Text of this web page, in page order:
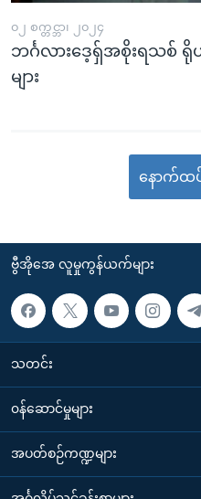
၀၂ စက္တင္ဘာ၊ ၂၀၂၄
ဘင်္ဂလားဒေ့ရှ်အစိုးရသစ်
များ
နောက်ထ
ဗွီအိုအေ လူမှုကွန်ယက်များ
သတင်း
၀န်ဆောင်မှုများ
အပတ်စဉ်ကဏ္ဍများ